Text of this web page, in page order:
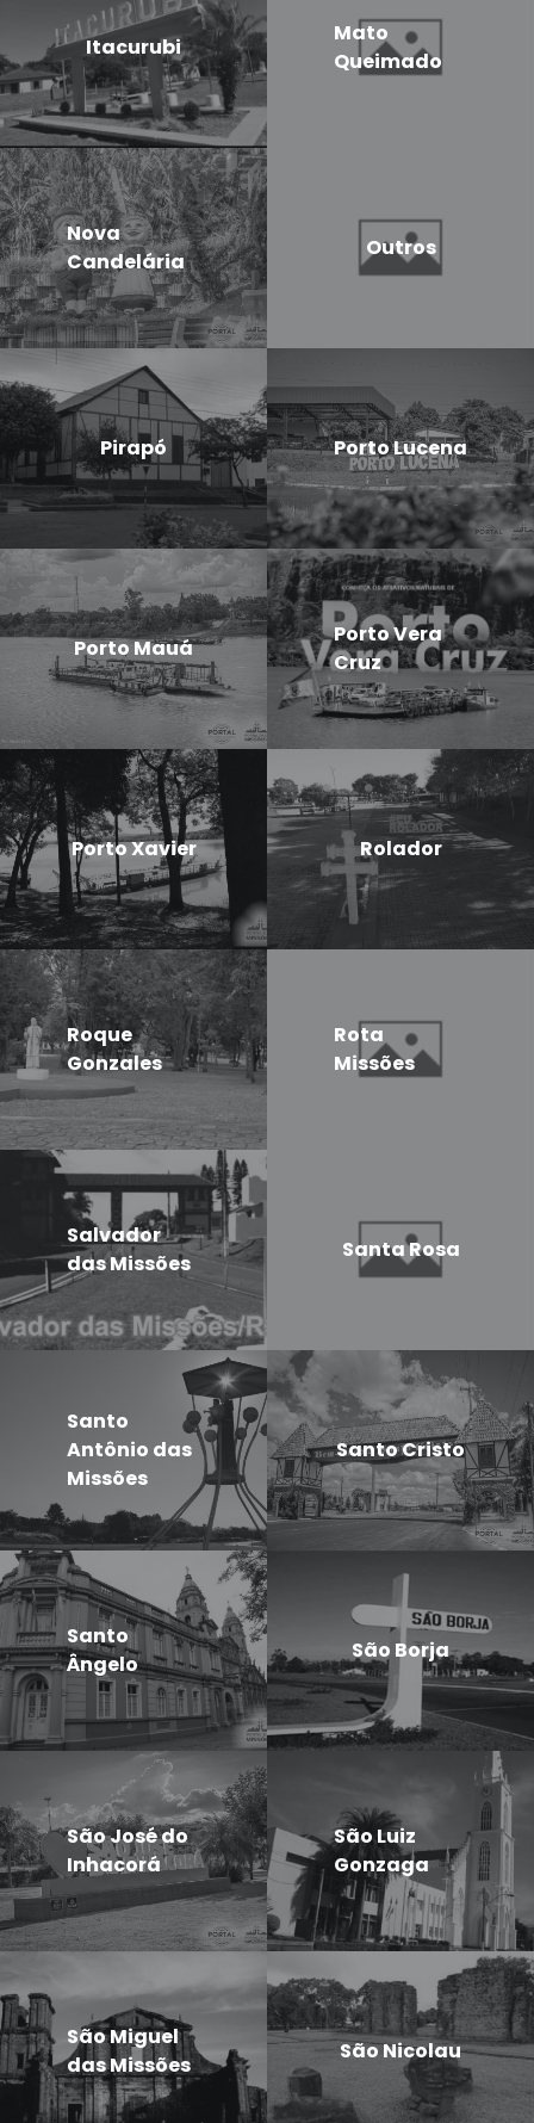
Itacurubi
Mato
Queimado
Nova
Candelária
Outros
Pirapó Porto Lucena
Porto Mauá
Porto Vera
Cruz
Porto Xavier Rolador
Roque
Gonzales
Rota
Missões
Salvador
das Missões
Santa Rosa
Santo
Antônio das
Missões
Santo Cristo
Santo
Ângelo
São Borja
São José do
Inhacorá
São Luiz
Gonzaga
São Miguel
das Missões
São Nicolau